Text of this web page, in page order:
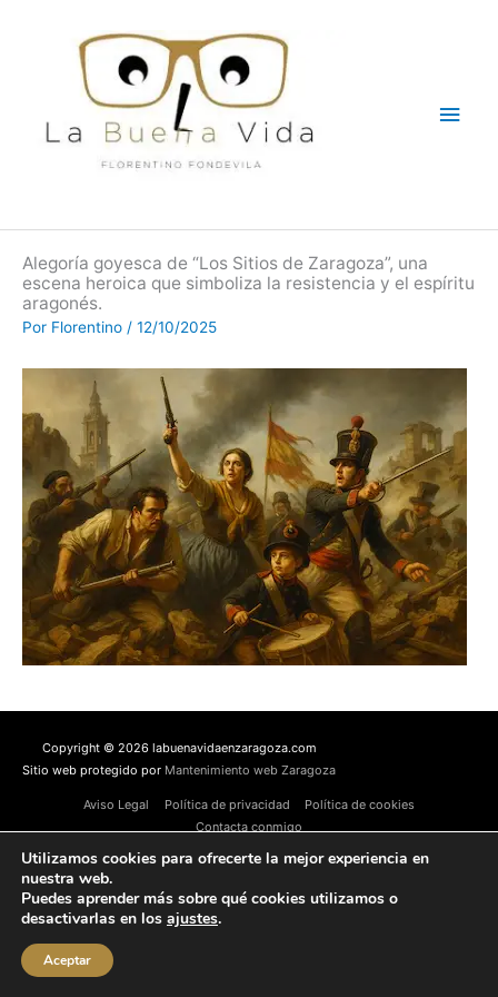
Alegoría goyesca de “Los Sitios de Zaragoza”, una
escena heroica que simboliza la resistencia y el espíritu
aragonés.
Por Florentino / 12/10/2025
Copyright © 2026 labuenavidaenzaragoza.com
Sitio web protegido por Mantenimiento web Zaragoza
Aviso Legal Política de privacidad
Política de cookies
Contacta conmigo
Utilizamos cookies para ofrecerte la mejor experiencia en
nuestra web.
Puedes aprender más sobre qué cookies utilizamos o
desactivarlas en los ajustes.
Aceptar